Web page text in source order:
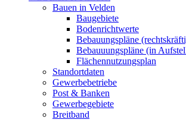
Bauen in Velden
Baugebiete
Bodenrichtwerte
Bebauungspläne
Bebauuungspläne (in
Flächennutzungsplan
Standortdaten
Gewerbebetriebe
Post & Banken
Gewerbegebiete
Breitband